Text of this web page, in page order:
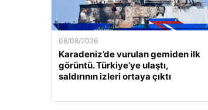
08/08/2026
Karadeniz’de vurulan gemiden ilk
görüntü. Türkiye’ye ulaştı,
saldırının izleri ortaya çıktı